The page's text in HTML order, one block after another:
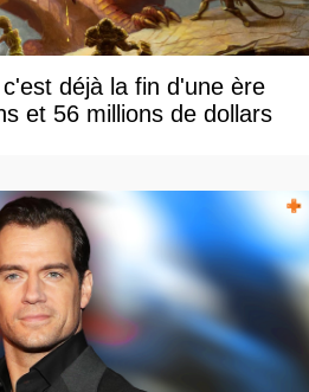
déjà la fin d'une ère
et 56 millions de dollars